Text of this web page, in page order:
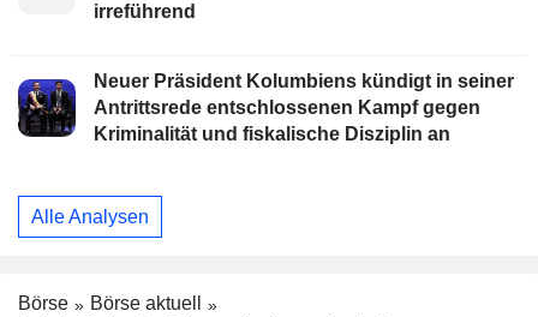
irreführend
Neuer Präsident Kolumbiens kündigt in seiner
Antrittsrede entschlossenen Kampf gegen
Kriminalität und fiskalische Disziplin an
Alle Analysen
Börse
Börse aktuell